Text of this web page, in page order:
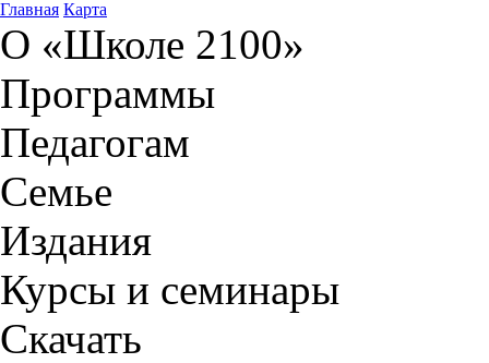
Главная Карта
О «Школе 2100»
Программы
Педагогам
Семье
Издания
Курсы и семинары
Скачать